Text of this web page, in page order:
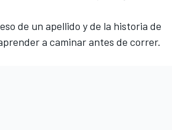
de un apellido y de la historia de
a caminar antes de correr.